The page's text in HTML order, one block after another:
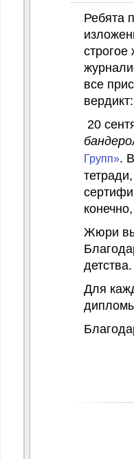
Ребята
строгое
все
вердикт:
20
Групп».
Жюри
детства.
Для